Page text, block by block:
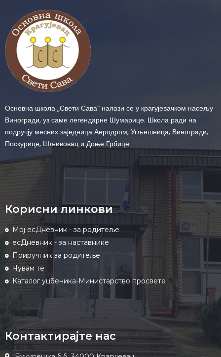
Основна школа „Свети Сава“ налази се у крагујевачком насељу
Виногради, уз саме легендарне Шумарице. Школа ради на
подручју месних заједница Аеродром, Угљешница, Виногради,
Поскурице, Шљивовац и Доње Грбице.
Корисни линкови
Мој есДневник - за родитеље
есДневник - за наставнике
Приручник за родитеље
Чувам те
Каталог уџбеника-Министарство просвете
Контактирајте нас